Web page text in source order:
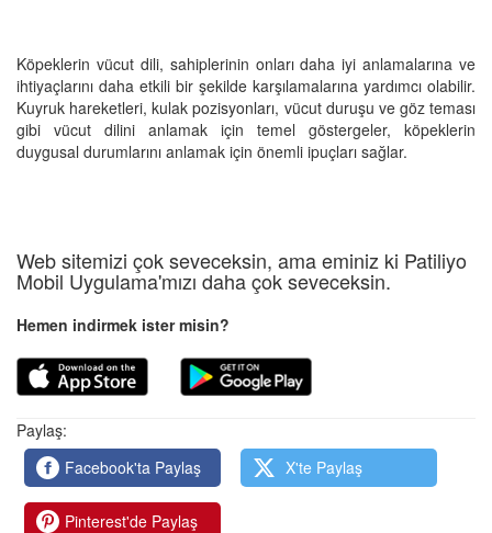
Köpeklerin vücut dili, sahiplerinin onları daha iyi anlamalarına ve
ihtiyaçlarını daha etkili bir şekilde karşılamalarına yardımcı olabilir.
Kuyruk hareketleri, kulak pozisyonları, vücut duruşu ve göz teması
gibi vücut dilini anlamak için temel göstergeler, köpeklerin
duygusal durumlarını anlamak için önemli ipuçları sağlar.
Web sitemizi çok seveceksin, ama eminiz ki Patiliyo
Mobil Uygulama'mızı daha çok seveceksin.
Hemen indirmek ister misin?
Paylaş:
Facebook'ta Paylaş
X'te Paylaş
Pinterest'de Paylaş